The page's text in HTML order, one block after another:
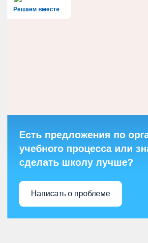
Решаем вместе
Есть предложения по
учебного процесса или
сделать школу лучше?
Написать о проблеме